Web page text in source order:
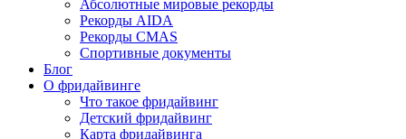
Абсолютные мировые рекорды
Рекорды AIDA
Рекорды CMAS
Спортивные документы
Блог
О фридайвинге
Что такое фридайвинг
Детский фридайвинг
Карта фридайвинга